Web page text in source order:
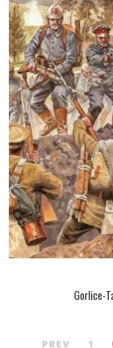
Gorlice-
PREV 1